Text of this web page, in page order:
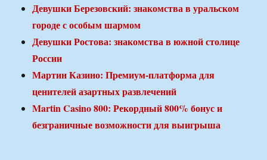
Девушки Березовский: знакомства в уральском
городе с особым шармом
Девушки Ростова: знакомства в южной столице
России
Мартин Казино: Премиум-платформа для
ценителей азартных развлечений
Martin Casino 800: Рекордный 800% бонус и
безграничные возможности для выигрыша